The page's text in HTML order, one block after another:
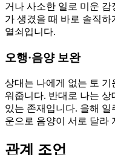
거나 사소한 일로 미운
가 생겼을 때 바로 솔직
열쇠입니다.
오행·음양 보완
상대는 나에게 없는 토 기
워줍니다. 반대로 나는
있는 존재입니다. 을해 일
운으로 음양이 서로 달라
관계 조언